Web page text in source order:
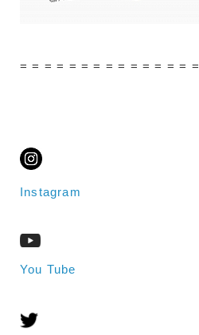
= = = = = = = = = = = = = = =
Instagram
You Tube